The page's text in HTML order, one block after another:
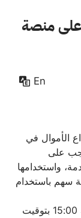
على منصة
En
الأموال في
على
واستخدامها
سهم باستخدام
ستتم معالجة التحويلات التي تتم قبل الساعة 15:00 بتوقيت